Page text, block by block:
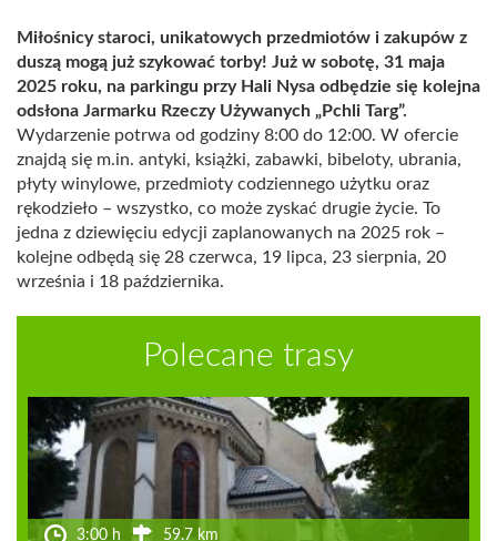
Miłośnicy staroci, unikatowych przedmiotów i zakupów z
duszą mogą już szykować torby! Już w sobotę, 31 maja
2025 roku, na parkingu przy Hali Nysa odbędzie się kolejna
odsłona Jarmarku Rzeczy Używanych „Pchli Targ”.
Wydarzenie potrwa od godziny 8:00 do 12:00. W ofercie
znajdą się m.in. antyki, książki, zabawki, bibeloty, ubrania,
płyty winylowe, przedmioty codziennego użytku oraz
rękodzieło – wszystko, co może zyskać drugie życie. To
jedna z dziewięciu edycji zaplanowanych na 2025 rok –
kolejne odbędą się 28 czerwca, 19 lipca, 23 sierpnia, 20
września i 18 października.
Polecane trasy
3:00 h 59.7 km